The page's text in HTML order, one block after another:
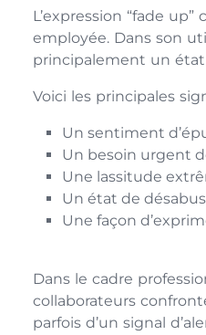
L’expression “fade
employée. Dans son
principalement un état
Voici les principales
Un sentiment
Un besoin urgent
Une lassitude
Un état de
Une façon
Dans le cadre
collaborateurs
parfois d’un signal